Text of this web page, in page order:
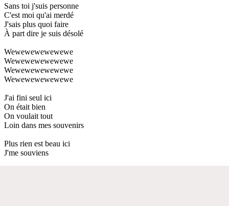
Sans toi j'suis personne
C'est moi qu'ai merdé
J'sais plus quoi faire
À part dire je suis désolé
Wewewewewewewe
Wewewewewewewe
Wewewewewewewe
Wewewewewewewe
J'ai fini seul ici
On était bien
On voulait tout
Loin dans mes souvenirs
Plus rien est beau ici
J'me souviens